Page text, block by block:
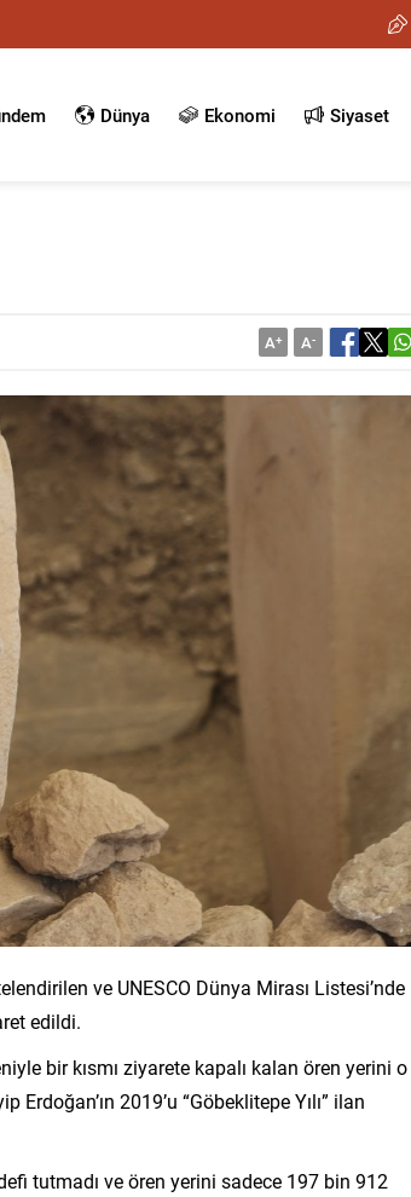
Dünya Ekonomi Siyaset
A+ A-
ve UNESCO Dünya Mirası Listesi’nde
edildi.
bir kısmı ziyarete kapalı kalan ören yerini o
2019’u “Göbeklitepe Yılı” ilan
tutmadı ve ören yerini sadece 197 bin 912